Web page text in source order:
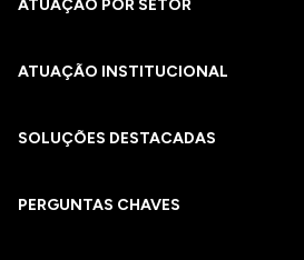
ATUAÇÃO POR SETOR
ATUAÇÃO INSTITUCIONAL
SOLUÇÕES DESTACADAS
PERGUNTAS CHAVES​